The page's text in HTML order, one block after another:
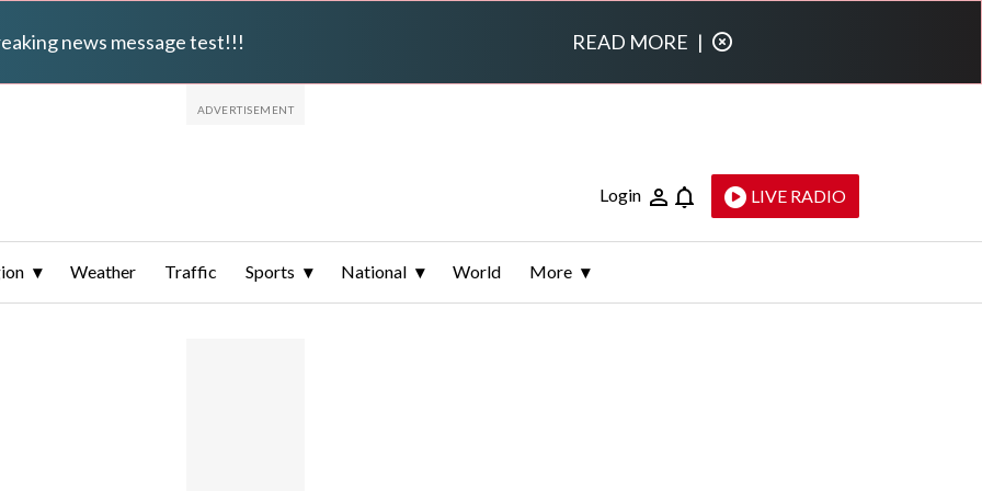
news message test!!! READ MORE |
Login LIVE RADIO
Weather Traffic Sports National World More